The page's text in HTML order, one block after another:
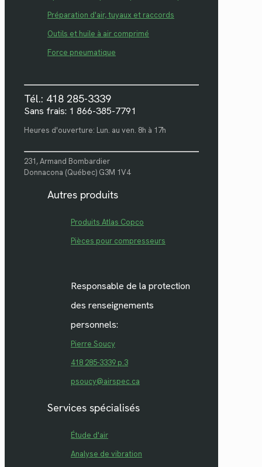
Préparation d'air, tuyaux et raccords
Outils et huile à air comprimé
Force pneumatique
Tél.: 418 285-3339
Sans frais: 1 866-385-7791
Heures d'ouverture: Lun. au ven. 8h à 17h
231, Armand Bombardier
Donnacona (Québec) G3M 1V4
Autres produits
Produits Atlas Copco
Pièces pour compresseurs
Responsable de la protection
des renseignements
personnels:
Pierre Soucy
418 285-3339 p.3
psoucy@airspec.ca
Services spécialisés
Étude d'air
Analyse de vibration